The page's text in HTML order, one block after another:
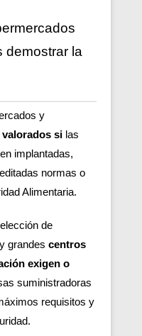
demostrar la
y
si las
implantadas,
normas o
Alimentaria.
de
grandes centros
exigen o
suministradoras
requisitos y